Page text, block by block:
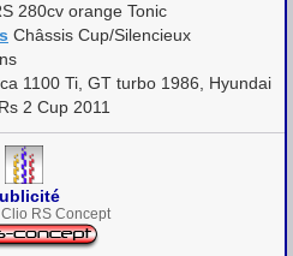
280cv orange Tonic
Châssis Cup/Silencieux
1100 Ti, GT turbo 1986, Hyundai
2 Cup 2011
RS Concept